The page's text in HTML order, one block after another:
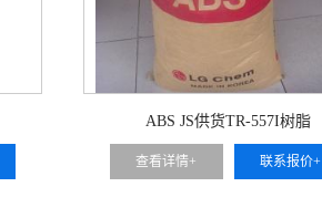
ABS JS供货TR-557I树脂
查看详情+ 联系报价+